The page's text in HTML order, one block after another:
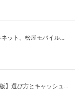
ネット、松屋モバイル...
】選び方とキャッシュ...